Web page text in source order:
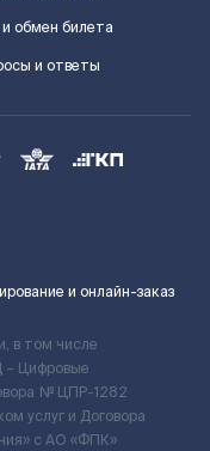
и обмен билета
и ответы
и онлайн-заказ
в том числе
Цифровые
№ ЦПР-1282
услуг и Договора
c АО «ФПК»